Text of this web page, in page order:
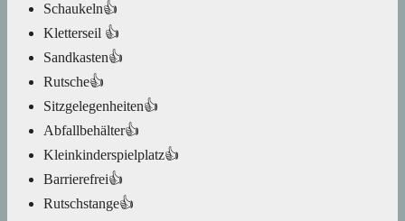
Schaukeln👍
Kletterseil 👍
Sandkasten👍
Rutsche👍
Sitzgelegenheiten👍
Abfallbehälter👍
Kleinkinderspielplatz👍
Barrierefrei👍
Rutschstange👍